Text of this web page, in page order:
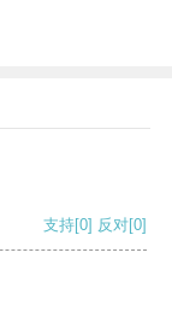
支持[0] 反对[0]